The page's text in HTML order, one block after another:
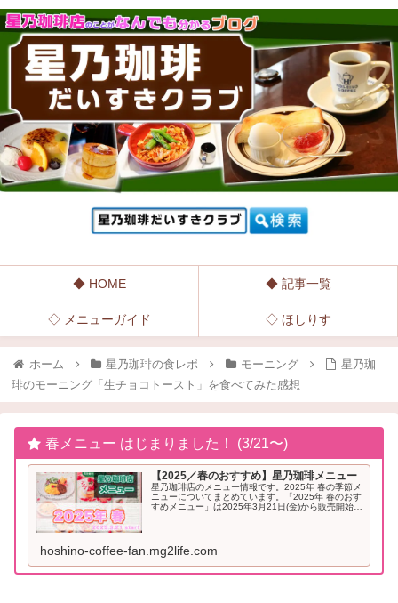
◆ HOME ◆ 記事一覧
◇ メニューガイド ◇ ほしりす
ホーム 星乃珈琲の食レポ モーニング
星乃珈
琲のモーニング「生チョコトースト」を食べてみた感想
春メニュー はじまりました！ (3/21〜)
【2025／春のおすすめ】星乃珈琲メニュー
星乃珈琲店のメニュー情報です。2025年 春の季節メ
ニューについてまとめています。「2025年 春のおす
すめメニュー」は2025年3月21日(金)から販売開始と
hoshino-coffee-fan.mg2life.com